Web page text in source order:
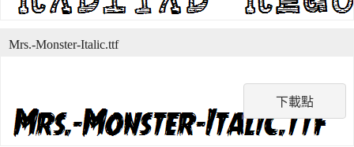
下載點
Mrs.-Monster-Italic.ttf